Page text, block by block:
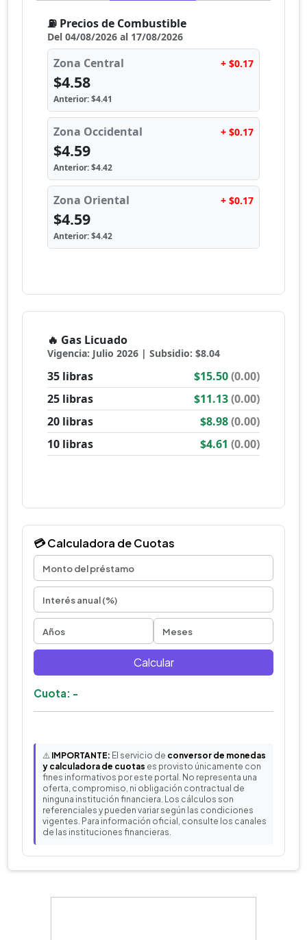
💳 Calculadora de Cuotas
Calcular
Cuota: -
⚠️ IMPORTANTE: El servicio de conversor de monedas
y calculadora de cuotas es provisto únicamente con
fines informativos por este portal. No representa una
oferta, compromiso, ni obligación contractual de
ninguna institución financiera. Los cálculos son
referenciales y pueden variar según las condiciones
vigentes. Para información oficial, consulte los canales
de las instituciones financieras.